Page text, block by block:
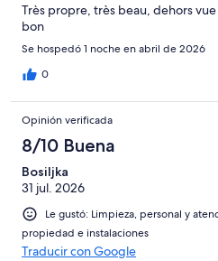
Très propre, très beau, dehors
bon
Se hospedó 1 noche en abril de 2026
0
Opinión verificada
8/10 Buena
Bosiljka
31 jul. 2026
Le gustó: Limpieza, personal y
propiedad e instalaciones
Traducir con Google